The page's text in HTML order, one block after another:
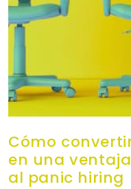
Cómo
en una
al panic hiring